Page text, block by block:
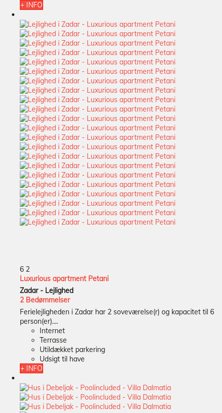
+ INFO
6 2
Luxurious apartment Petani
Zadar - Lejlighed
2 Bedømmelser
Ferielejligheden i Zadar har 2 soveværelse(r) og kapacitet til 6
person(er)....
Internet
Terrasse
Utildækket parkering
Udsigt til have
+ INFO